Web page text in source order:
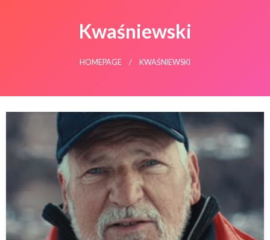
Kwaśniewski
HOMEPAGE KWAŚNIEWSKI